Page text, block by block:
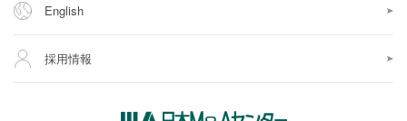
English
採用情報